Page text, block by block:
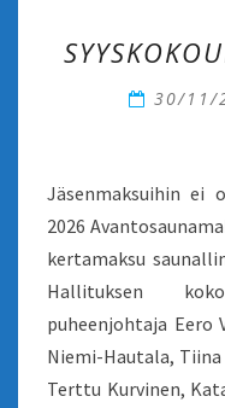
30/11/
Jäsenmaksuihin ei
2026
kertamaksu
Hallituksen
puheenjohtaja Eero
Niemi-Hautala,
Terttu Kurvinen,